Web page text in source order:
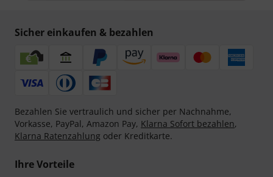
Sicher einkaufen & bezahlen
Bezahlen Sie vertraulich und sicher per Nachnahme,
Vorkasse, PayPal, Amazon Pay, Klarna Sofort bezahlen,
Klarna Ratenzahlung oder Kreditkarte.
Ihre Vorteile